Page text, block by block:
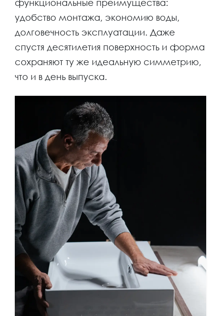
функциональные преимущества:
удобство монтажа, экономию воды,
долговечность эксплуатации. Даже
спустя десятилетия поверхность и форма
сохраняют ту же идеальную симметрию,
что и в день выпуска.